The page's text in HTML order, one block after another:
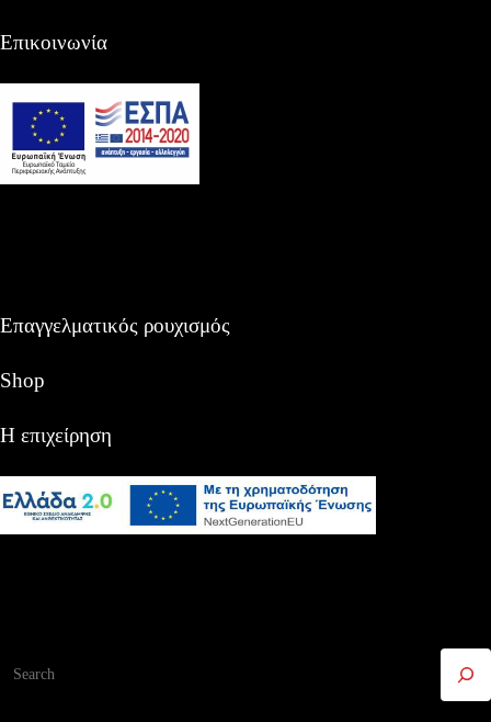
Επικοινωνία
Επαγγελματικός ρουχισμός
Shop
Η επιχείρηση